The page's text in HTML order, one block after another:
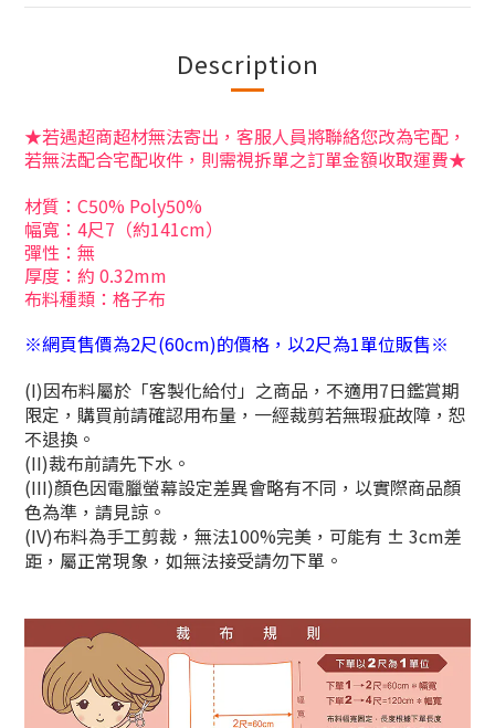
Description
★若遇超商超材無法寄出，客服人員將聯絡您改為宅配，
若無法配合宅配收件，則需視拆單之訂單金額收取運費★
材質：C50% Poly50%
幅寬：4尺7（約141cm）
彈性：無
厚度：約 0.32mm
布料種類：格子布
※網頁售價為2尺(60cm)的價格，以2尺為1單位販售※
(I)因布料屬於「客製化給付」之商品，不適用7日鑑賞期
限定，購買前請確認用布量，一經裁剪若無瑕疵故障，恕
不退換。
(II)裁布前請先下水。
(III)顏色因電臘螢幕設定差異會略有不同，以實際商品顏
色為準，請見諒。
(IV)布料為手工剪裁，無法100%完美，可能有 ± 3cm差
距，屬正常現象，如無法接受請勿下單。